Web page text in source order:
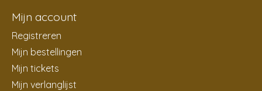
Mijn account
Registreren
Mijn bestellingen
Mijn tickets
Mijn verlanglijst